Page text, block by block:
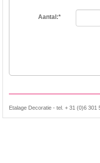
Aantal:*
Etalage Decoratie - tel. + 31 (0)6 301